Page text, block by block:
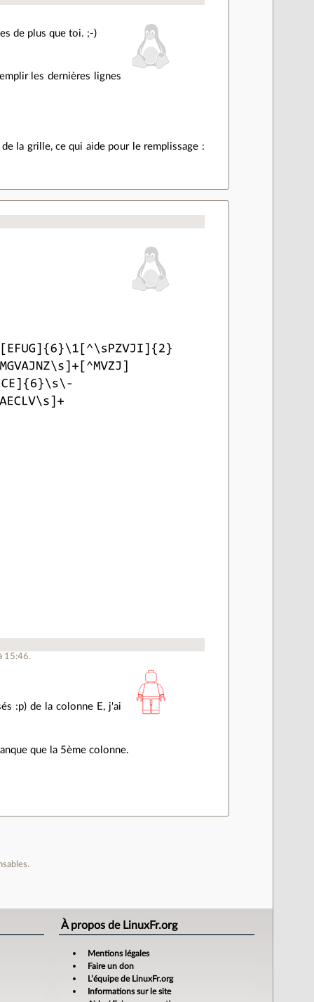
de plus que toi. ;-)
les dernières lignes
la grille, ce qui aide pour le remplissage :
15:46.
:p) de la colonne E, j'ai
que la 5ème colonne.
À propos de LinuxFr.org
Mentions légales
Faire un don
L’équipe de LinuxFr.org
Informations sur le site